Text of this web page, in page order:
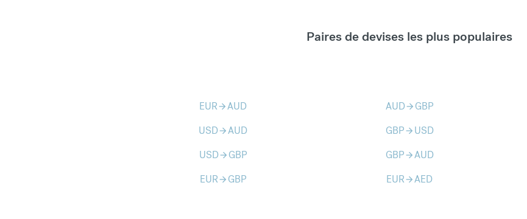
Paires de devises les plus populaires
EURarrow_forwardAUD AUDarrow_forward GBP
USDarrow_forwardAUD GBParrow_forward USD
USDarrow_forward GBP GBParrow_forwardAUD
EURarrow_forward GBP EURarrow_forwardAED